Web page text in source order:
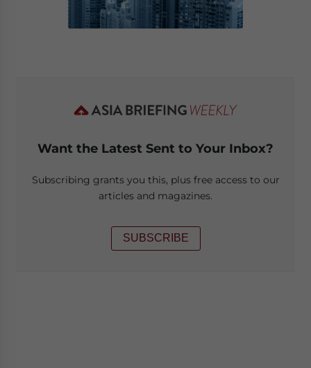
Want the Latest Sent to Your Inbox?
Subscribing grants you this, plus free access to our
articles and magazines.
SUBSCRIBE